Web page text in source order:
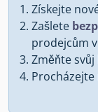
Získejte
Zašlete
prodejcům
Změňte
Procházejte